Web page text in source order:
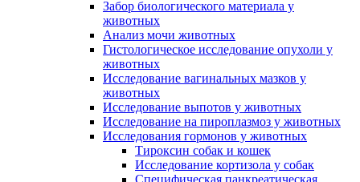
Забор биологического материала у
животных
Анализ мочи животных
Гистологическое исследование опухоли у
животных
Исследование вагинальных мазков у
животных
Исследование выпотов у животных
Исследование на пироплазмоз у животных
Исследования гормонов у животных
Тироксин собак и кошек
Исследование кортизола у собак
Специфическая панкреатическая